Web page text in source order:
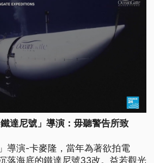
達尼號」導演：毋聽警告所致
導演-卡麥隆，當年為著欲拍電
落海底的鐵達尼號33改。益若觀光